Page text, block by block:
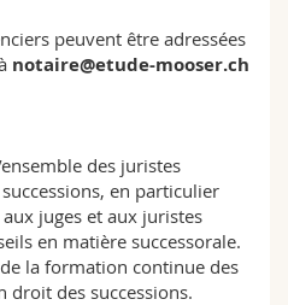
de la formation
peuvent être adressées
notaire@etude-mooser.ch
des juristes
en particulier
juges et aux juristes
en matière successorale.
la formation continue des
droit des successions.